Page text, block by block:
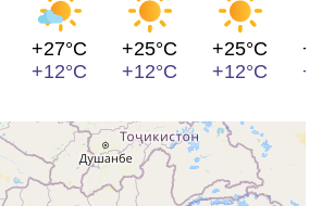
+27°C
+12°C
+25°C
+12°C
+25°C
+12°C